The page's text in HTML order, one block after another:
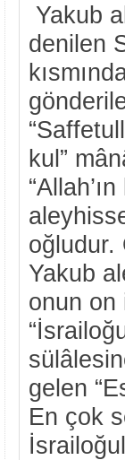
Yakub
denilen
kul”
oğludur.
Yakub
onun on
gelen
En çok